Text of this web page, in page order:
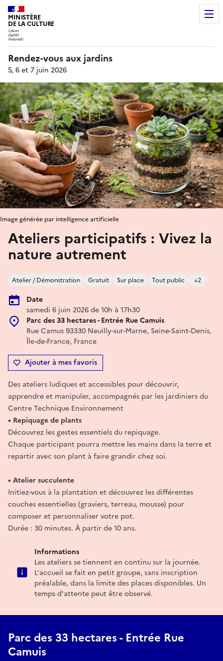
MINISTÈRE
DE LA CULTURE
Rendez-vous aux jardins
5, 6 et 7 juin 2026
Ateliers participatifs : Vivez la
nature autrement
Atelier / Démonstration Gratuit Sur place Tout public +2
Date
samedi 6 juin 2026 de 10h à 17h30
Parc des 33 hectares - Entrée Rue Camuis
Rue Camus 93330 Neuilly-sur-Marne, Seine-Saint-Denis,
Île-de-France, France
Ajouter à mes favoris
Image générée par intelligence artificielle
Des ateliers ludiques et accessibles pour découvrir,
apprendre et manipuler, accompagnés par les jardiniers du
Centre Technique Environnement
• Repiquage de plants
Découvrez les gestes essentiels du repiquage.
Chaque participant pourra mettre les mains dans la terre et
repartir avec son plant à faire grandir chez soi.
• Atelier succulente
Initiez-vous à la plantation et découvrez les différentes
couches essentielles (graviers, terreau, mousse) pour
composer et personnaliser votre pot.
Durée : 30 minutes. À partir de 10 ans.
Informations
Les ateliers se tiennent en continu sur la journée.
L'accueil se fait en petit groupe, sans inscription
préalable, dans la limite des places disponibles. Un
temps d'attente peut être observé.
Parc des 33 hectares - Entrée Rue
Camuis